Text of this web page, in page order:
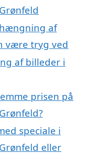
af
være tryg ved
af billeder i
prisen på
speciale i
eller